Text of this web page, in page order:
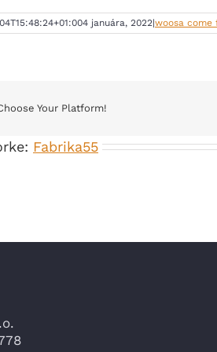
4 januára, 2022|woosa come
Your Platform!
Fabrika55